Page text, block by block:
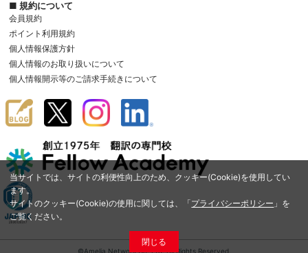
当サイトでは、サイトの利便性向上のため、クッキー(Cookie)を使用してい
ます。
サイトのクッキー(Cookie)の使用に関しては、「プライバシーポリシー 」を
ご覧ください。
閉じる
■ 規約について
会員規約
ポイント利用規約
個人情報保護方針
個人情報のお取り扱いについて
個人情報開示等のご請求手続きについて
©Amelia Network Co.,Ltd. All Rights Reserved.